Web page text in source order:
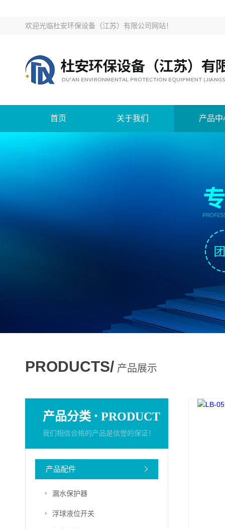
欢迎光临杜安环保设备（江苏）有限公司网站！
首页 关于我们 产品中
PRODUCTS/ 产品展示
产品分类 · PRODUCT
我们相信合格的产品是信誉的保证！
产品配件
漏水保护器
浮球液位开关